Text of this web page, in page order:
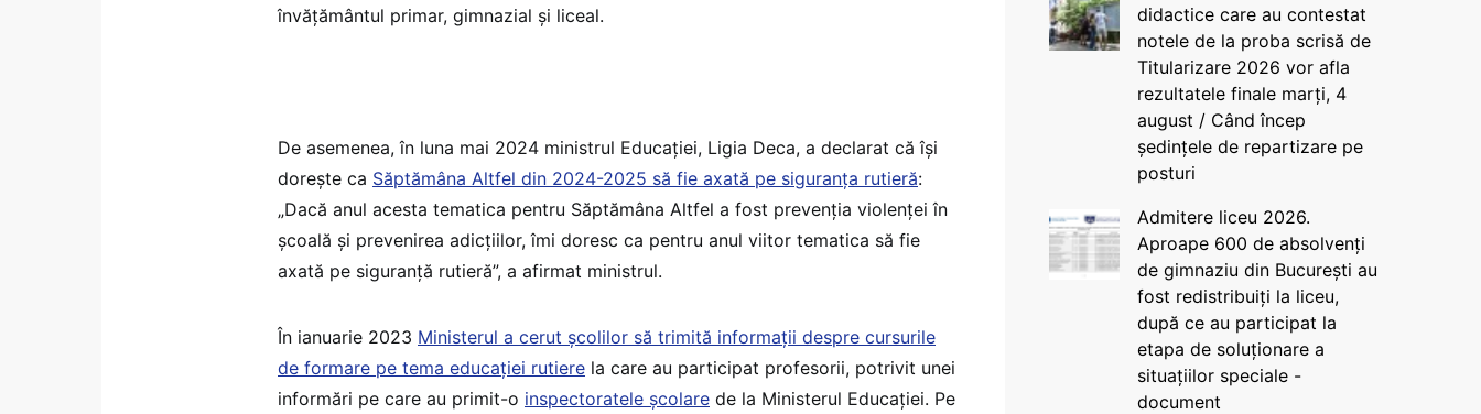
învățământul primar, gimnazial și liceal.
De asemenea, în luna mai 2024 ministrul Educației, Ligia Deca, a declarat că își
dorește ca Săptămâna Altfel din 2024-2025 să fie axată pe siguranța rutieră:
„Dacă anul acesta tematica pentru Săptămâna Altfel a fost prevenţia violenţei în
şcoală şi prevenirea adicţiilor, îmi doresc ca pentru anul viitor tematica să fie
axată pe siguranţă rutieră”, a afirmat ministrul.
În ianuarie 2023 Ministerul a cerut școlilor să trimită informații despre cursurile
de formare pe tema educației rutiere la care au participat profesorii, potrivit unei
informări pe care au primit-o inspectoratele școlare de la Ministerul Educației. Pe
didactice care au contestat
notele de la proba scrisă de
Titularizare 2026 vor afla
rezultatele finale marți, 4
august / Când încep
ședințele de repartizare pe
posturi
Admitere liceu 2026.
Aproape 600 de absolvenți
de gimnaziu din București au
fost redistribuiți la liceu,
după ce au participat la
etapa de soluționare a
situațiilor speciale -
document